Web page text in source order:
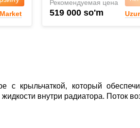
Рекомендуемая цена
519 000 so'm
крыльчаткой, который
внутри радиатора. Поток